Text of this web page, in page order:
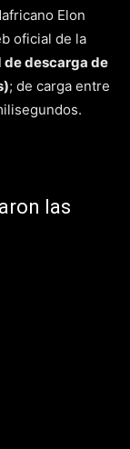
Elon
oficial de la
descarga de
; de carga entre
las